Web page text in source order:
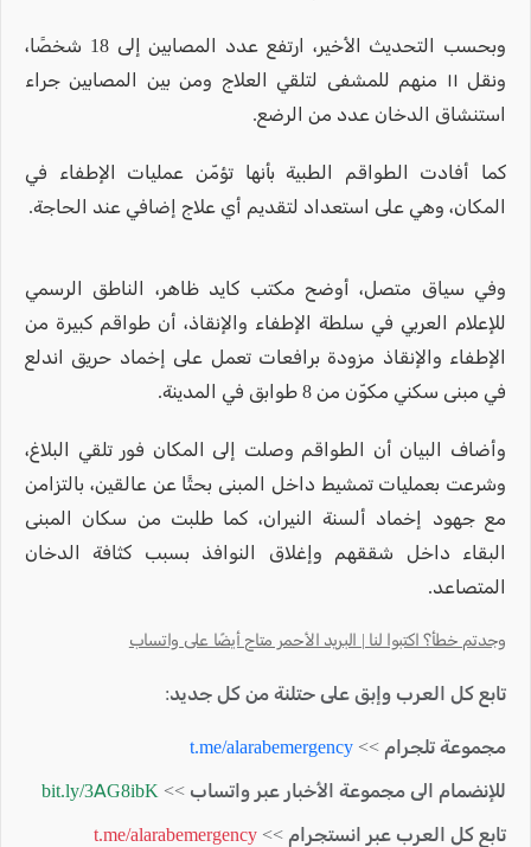
وبحسب التحديث الأخير، ارتفع عدد المصابين إلى 18 شخصًا،
ونقل ١١ منهم للمشفى لتلقي العلاج ومن بين المصابين جراء
استنشاق الدخان عدد من الرضع.
كما أفادت الطواقم الطبية بأنها تؤمّن عمليات الإطفاء في
المكان، وهي على استعداد لتقديم أي علاج إضافي عند الحاجة.
وفي سياق متصل، أوضح مكتب كايد ظاهر، الناطق الرسمي
للإعلام العربي في سلطة الإطفاء والإنقاذ، أن طواقم كبيرة من
الإطفاء والإنقاذ مزودة برافعات تعمل على إخماد حريق اندلع
في مبنى سكني مكوّن من 8 طوابق في المدينة.
وأضاف البيان أن الطواقم وصلت إلى المكان فور تلقي البلاغ،
وشرعت بعمليات تمشيط داخل المبنى بحثًا عن عالقين، بالتزامن
مع جهود إخماد ألسنة النيران، كما طلبت من سكان المبنى
البقاء داخل شققهم وإغلاق النوافذ بسبب كثافة الدخان
المتصاعد.
وجدتم خطأ؟ اكتبوا لنا | البريد الأحمر متاح أيضًا على واتساب
تابع كل العرب وإبق على حتلنة من كل جديد:
مجموعة تلجرام >> t.me/alarabemergency
للإنضمام الى مجموعة الأخبار عبر واتساب >> bit.ly/3AG8ibK
تابع كل العرب عبر انستجرام >> t.me/alarabemergency